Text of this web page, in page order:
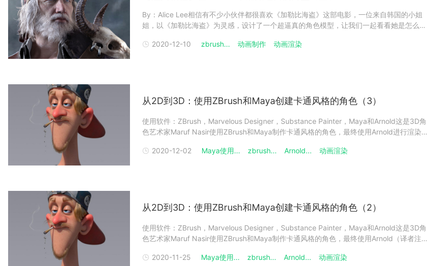
By：Alice Lee相信有不少小伙伴都很喜欢《加勒比海盗》这部电影，一位来自韩国的小姐
姐，以《加勒比海盗》为灵感，设计了一个超逼真的角色模型，让我们一起看看她是怎么设
国艺术大学学院学习了3D建模。毕业后，她一直在《使命召唤: 现代战争与战区》的无
2020-12-10 zbrush... 动画制作 动画渲染
从2D到3D：使用ZBrush和Maya创建卡通风格的角色（3）
使用软件：ZBrush，Marvelous Designer，Substance Painter，Maya和Arnold这是3D角
色艺术家Maruf Nasir使用ZBrush和Maya制作卡通风格的角色，最终使用Arnold进行渲染
介绍了参考，
2020-12-02 Maya使用... zbrush... Arnold... 动画渲染
从2D到3D：使用ZBrush和Maya创建卡通风格的角色（2）
使用软件：ZBrush，Marvelous Designer，Substance Painter，Maya和Arnold这是3D角
色艺术家Maruf Nasir使用ZBrush和Maya制作卡通风格的角色，最终使用Arnold（译者注：
参考，建模
2020-11-25 Maya使用... zbrush... Arnold... 动画渲染